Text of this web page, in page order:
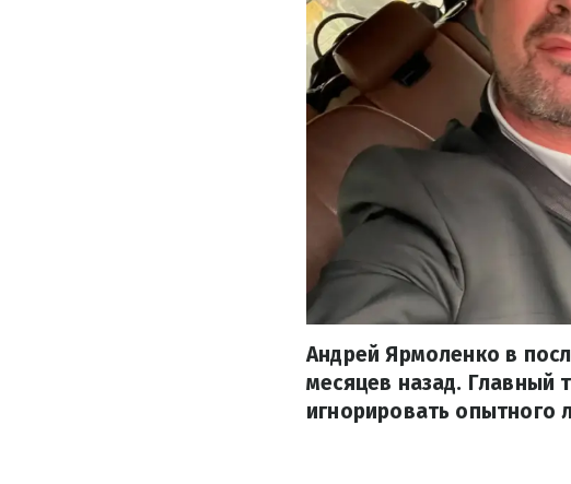
Андрей Ярмоленко в
месяцев назад. Главный
игнорировать опытного